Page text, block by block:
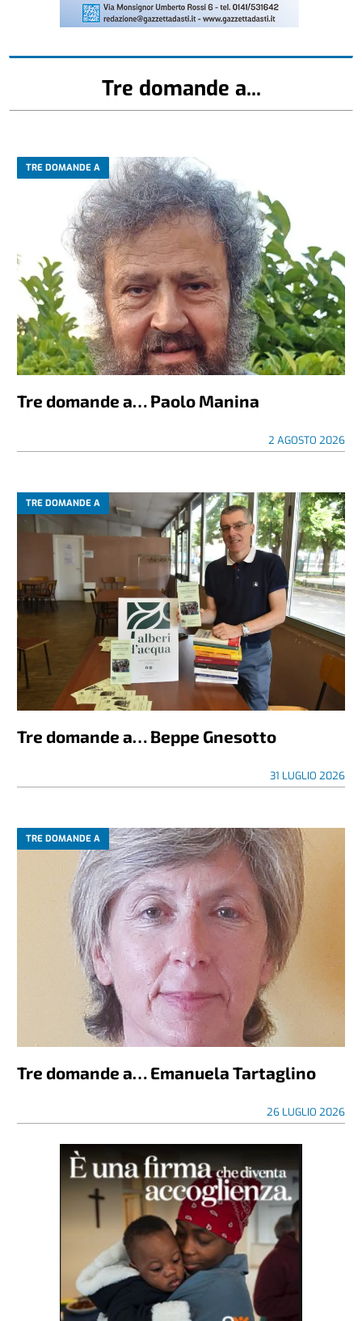
Tre domande a...
TRE DOMANDE A
Tre domande a… Paolo Manina
2 AGOSTO 2026
TRE DOMANDE A
Tre domande a… Beppe Gnesotto
31 LUGLIO 2026
TRE DOMANDE A
Tre domande a… Emanuela Tartaglino
26 LUGLIO 2026